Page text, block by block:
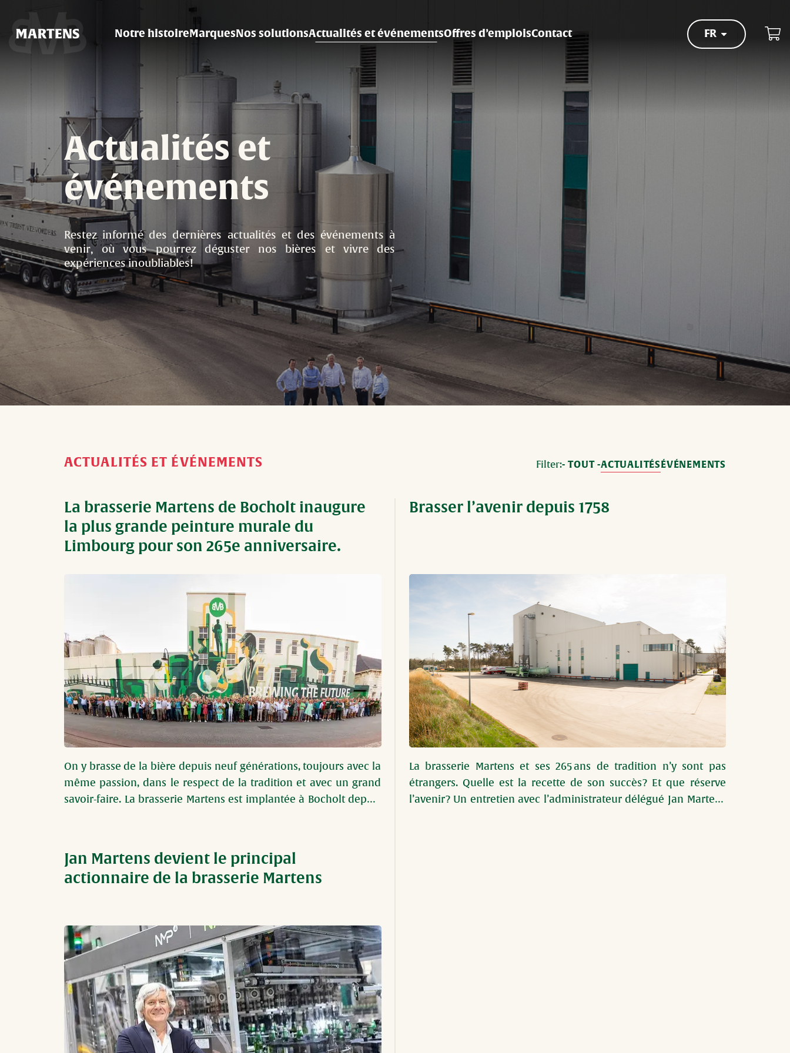
Navigation
principale
Notre histoireMarquesNos solutionsActualités et événementsOffres d’emploisContact FR
Actualités et
événements
Restez informé des dernières actualités et des événements à
venir, où vous pourrez déguster nos bières et vivre des
expériences inoubliables!
ACTUALITÉS ET ÉVÉNEMENTS Filter:- TOUT -ACTUALITÉSÉVÉNEMENTS
La brasserie Martens de Bocholt inaugure
la plus grande peinture murale du
Limbourg pour son 265e anniversaire.
On y brasse de la bière depuis neuf générations, toujours avec la
même passion, dans le respect de la tradition et avec un grand
savoir-faire. La brasserie Martens est implantée à Bocholt depuis
Brasser l’avenir depuis 1758
Image
La brasserie Martens et ses 265 ans de tradition n’y sont pas
étrangers. Quelle est la recette de son succès ? Et que réserve
l’avenir ? Un entretien avec l’administrateur délégué Jan Martens
Jan Martens devient le principal
actionnaire de la brasserie Martens
Image